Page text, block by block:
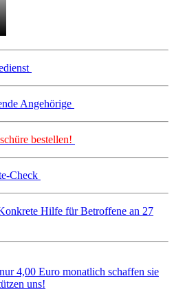
Angehörige
bestellen!
Check
Hilfe für Betroffene an 27
4,00 Euro monatlich schaffen sie
uns!